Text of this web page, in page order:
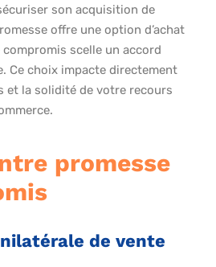
son acquisition de
offre une option d’achat
scelle un accord
Ce choix impacte directement
et la solidité de votre recours
promesse
de vente